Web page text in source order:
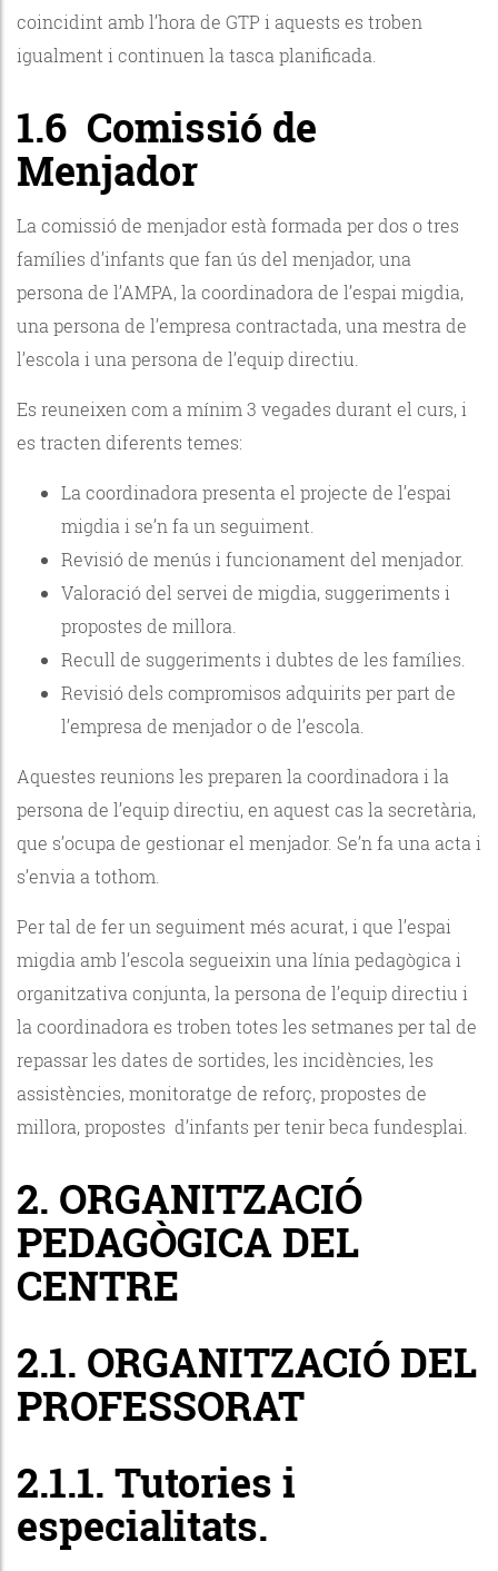
coincidint amb l’hora de GTP i aquests es troben
igualment i continuen la tasca planificada.
1.6 Comissió de
Menjador
La comissió de menjador està formada per dos o tres
famílies d’infants que fan ús del menjador, una
persona de l’AMPA, la coordinadora de l’espai migdia,
una persona de l’empresa contractada, una mestra de
l’escola i una persona de l’equip directiu.
Es reuneixen com a mínim 3 vegades durant el curs, i
es tracten diferents temes:
La coordinadora presenta el projecte de l’espai
migdia i se’n fa un seguiment.
Revisió de menús i funcionament del menjador.
Valoració del servei de migdia, suggeriments i
propostes de millora.
Recull de suggeriments i dubtes de les famílies.
Revisió dels compromisos adquirits per part de
l’empresa de menjador o de l’escola.
Aquestes reunions les preparen la coordinadora i la
persona de l’equip directiu, en aquest cas la secretària,
que s’ocupa de gestionar el menjador. Se’n fa una acta i
s’envia a tothom.
Per tal de fer un seguiment més acurat, i que l’espai
migdia amb l’escola segueixin una línia pedagògica i
organitzativa conjunta, la persona de l’equip directiu i
la coordinadora es troben totes les setmanes per tal de
repassar les dates de sortides, les incidències, les
assistències, monitoratge de reforç, propostes de
millora, propostes d’infants per tenir beca fundesplai.
2. ORGANITZACIÓ
PEDAGÒGICA DEL
CENTRE
2.1. ORGANITZACIÓ DEL
PROFESSORAT
2.1.1. Tutories i
especialitats.